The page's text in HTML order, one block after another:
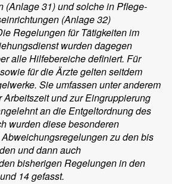
(Anlage 31) und solche in Pflege-
(Anlage 32)
Regelungen für Tätigkeiten im
wurden dagegen
alle Hilfebereiche definiert. Für
für die Ärzte gelten seitdem
Sie umfassen unter anderem
Arbeitszeit und zur Eingruppierung
an die Entgeltordnung des
wurden diese besonderen
zu den bis
und dann auch
bisherigen Regelungen in den
14 gefasst.